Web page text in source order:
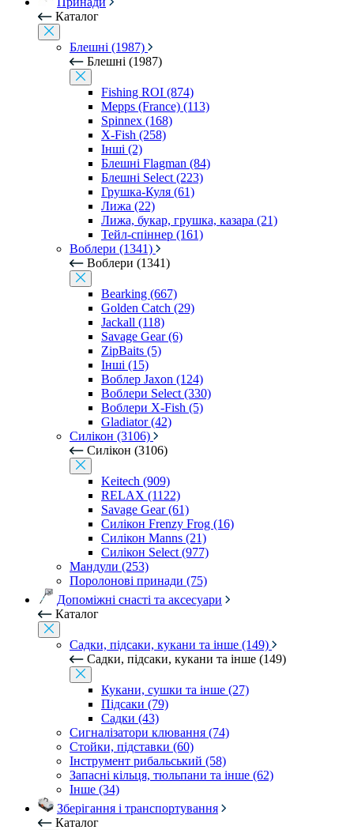
Каталог
Блешні (1987)
Блешні (1987)
Fishing ROI (874)
Mepps (France) (113)
Spinnex (168)
X-Fish (258)
Інші (2)
Блешні Flagman (84)
Блешні Select (223)
Грушка-Куля (61)
Лижа (22)
Лижа, букар, грушка, казара (21)
Тейл-спіннер (161)
Воблери (1341)
Воблери (1341)
Bearking (667)
Golden Catch (29)
Jackall (118)
Savage Gear (6)
ZipBaits (5)
Інші (15)
Воблер Jaxon (124)
Воблери Select (330)
Воблери X-Fish (5)
Gladiator (42)
Силікон (3106)
Силікон (3106)
Keitech (909)
RELAX (1122)
Savage Gear (61)
Силікон Frenzy Frog (16)
Силікон Manns (21)
Силікон Select (977)
Мандули (253)
Поролонові принади (75)
Допоміжні снасті та аксесуари
Каталог
Садки, підсаки, кукани та інше (149)
Садки, підсаки, кукани та інше (149)
Кукани, сушки та інше (27)
Підсаки (79)
Садки (43)
Сигналізатори клювання (74)
Стойки, підставки (60)
Інструмент рибальський (58)
Запасні кільця, тюльпани та інше (62)
Інше (34)
Зберігання і транспортування
Каталог